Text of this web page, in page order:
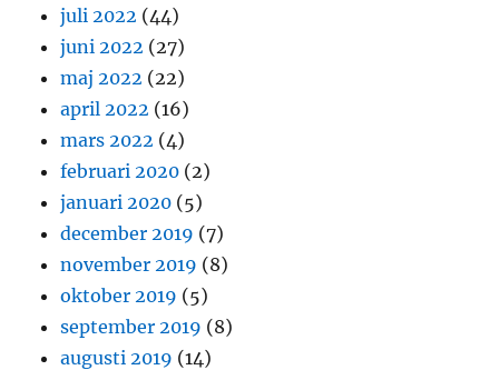
juli 2022 (44)
juni 2022 (27)
maj 2022 (22)
april 2022 (16)
mars 2022 (4)
februari 2020 (2)
januari 2020 (5)
december 2019 (7)
november 2019 (8)
oktober 2019 (5)
september 2019 (8)
augusti 2019 (14)